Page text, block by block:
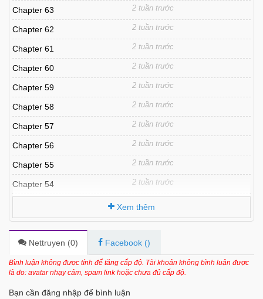
Chapter 63 2 tuần trước
Chapter 62 2 tuần trước
Chapter 61 2 tuần trước
Chapter 60 2 tuần trước
Chapter 59 2 tuần trước
Chapter 58 2 tuần trước
Chapter 57 2 tuần trước
Chapter 56 2 tuần trước
Chapter 55 2 tuần trước
Chapter 54 2 tuần trước
Chapter 52 2 tuần trước
Chapter 51 2 tuần trước
Chapter 50 2 tuần trước
2 tuần trước
Xem thêm
Nettruyen (0) Facebook ()
Bình luận không được tính để tăng cấp độ. Tài khoản không bình luận được
là do: avatar nhạy cảm, spam link hoặc chưa đủ cấp độ.
Bạn cần đăng nhập để bình luận